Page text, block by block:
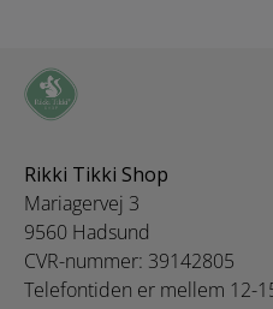
Temperaturen må
ikke være over 50
Hold dit nye bestik
pænt ved at separere
det i bestikkurvens
specielt designet rum.
Følg altid
instruktionerne fra
Rikki Tikki Shop
Mariagervej 3
9560 Hadsund
CVR-nummer: 39142805
Telefontiden er mellem 12-